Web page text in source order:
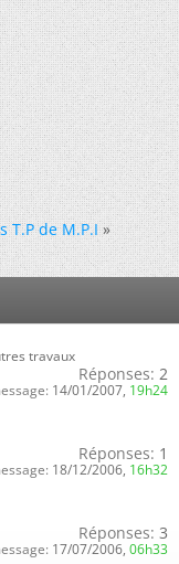
T.P de M.P.I »
travaux
Réponses: 2
14/01/2007, 19h24
Réponses: 1
18/12/2006, 16h32
Réponses: 3
17/07/2006, 06h33